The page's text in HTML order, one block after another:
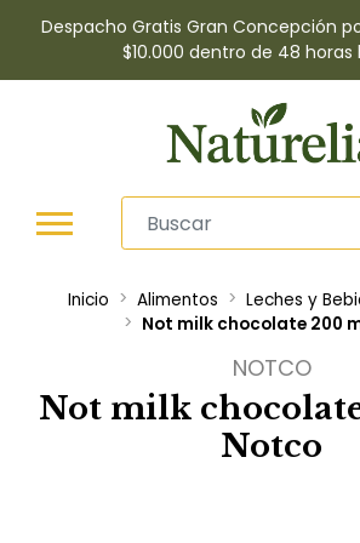
Despacho Gratis Gran Concepción
$10.000 dentro de 48 horas
Inicio Alimentos
Leches y
Not milk chocolate 200
NOTCO
Not milk
Notco